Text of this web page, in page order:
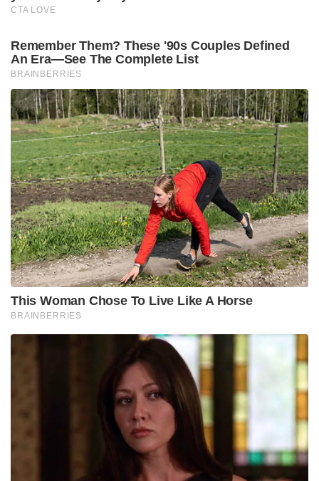
കിട്ടിയില്ല . പൊലീസിന്റെ സാങ്കേതിക
സംവിധാനത്തിൽ ഡിലീറ്റ് ചെയ്ത ഫോട്ടോയും
കണ്ടുപിടിക്കാമെന്നിരിക്കെ ഡിലീറ്റ് ചെയ്തെന്ന
വാദഗതി പൊലീസ് വിശ്വാസത്തിലെടുത്തില്ല
വൈരുദ്ധ്യങ്ങൾ ഇനിയുമുണ്ട് .കുട്ടി ഒരു വനിത
മജിസ്ട്രേറ്റിനു കൊടുത്ത മൊഴിയാണിത്
.പൊലീസിനായിരുന്നെങ്കിൽ അവർ മൊഴി
മാറ്റിയതാണെന്നെങ്കിലും പറയാമായിരുന്നു എന്നാണ്
പൊലീസ് തന്നെ പറയുന്നത്.
ഒരു തരത്തിലും നടക്കാൻ സാദ്ധ്യതയില്ലാത്ത
ഡേറ്റുകളും മൊഴികളും കൊടുക്കുമ്പോൾ അന്വേഷണ
സംഘം എന്ത് ചെയ്യണമെന്നാണ്.. ?പോക്സോ
കേസുകൾ വ്യക്തി വൈരാഗ്യം തീർക്കാൻ
ഉപയോഗിക്കുന്നു എന്ന് ഹൈക്കോടതി തന്നെ
പറഞ്ഞിട്ടുള്ള സ്ഥിതിക്ക് ദുർബ്ബലമായ വാദങ്ങളുമായി
പൊലീസിന്‌ കോടതിയിൽ ചെല്ലാൻ കഴിയില്ല. മാത്രമല്ല
കഴിഞ്ഞ ഒരു വർഷം നാലായിരത്തിലധികം വ്യാജ
പോക്സോ കേസുകൾ കേരളത്തിൽ റിപ്പോർട്ട്
ചെയ്തെന്ന് കണ്ടെത്തിയിട്ടുണ്ട്.
എന്തുകൊണ്ടാണ് ഒരു തരത്തിലും യോജിക്കാത്ത
മൊഴികൾ വന്നതെന്ന് ചിന്തിച്ചു നോക്കിയോ ? കേസ്